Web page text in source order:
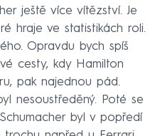
ještě více vítězství. Je
hraje ve statistikách roli.
Opravdu bych spíš
cesty, kdy Hamilton
pak najednou pád.
nesoustředěný. Poté se
byl v popředí